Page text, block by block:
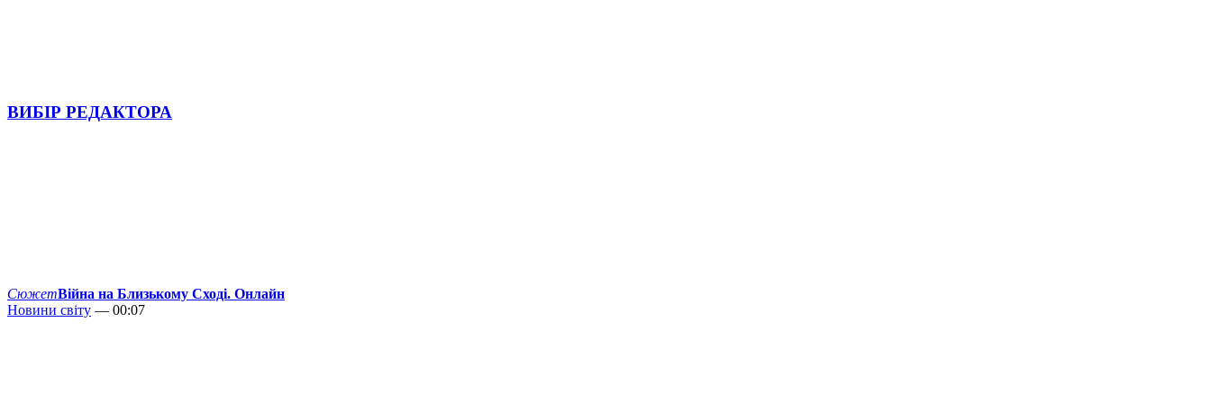
ВИБІР РЕДАКТОРА
СюжетВійна на Близькому Сході. Онлайн
Новини світу — 00:07